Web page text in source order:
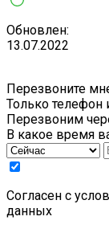
Обновлен:
13.07.2022
Перезвоните
Только
Перезвоним
В какое время
Cогласен с
данных